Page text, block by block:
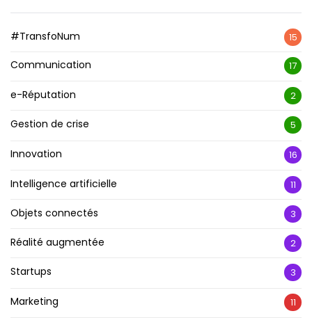
#TransfoNum 15
Communication 17
e-Réputation 2
Gestion de crise 5
Innovation 16
Intelligence artificielle 11
Objets connectés 3
Réalité augmentée 2
Startups 3
Marketing 11